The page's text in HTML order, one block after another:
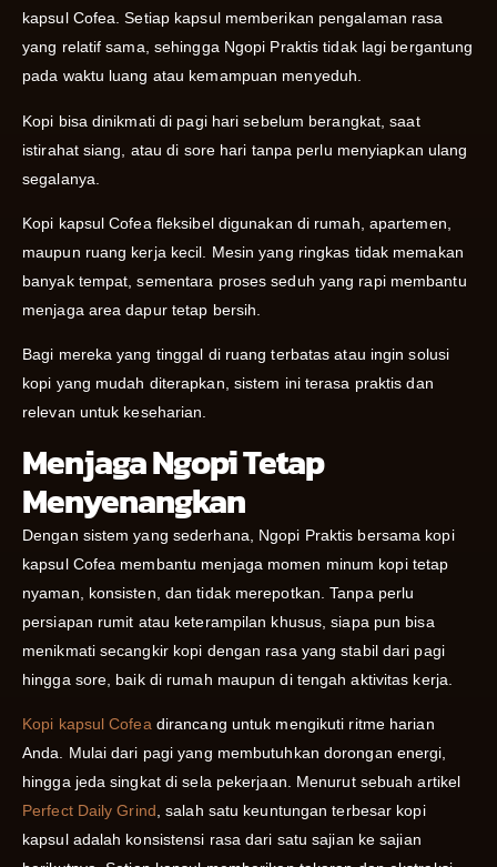
kapsul Cofea. Setiap kapsul memberikan pengalaman rasa
yang relatif sama, sehingga Ngopi Praktis tidak lagi bergantung
pada waktu luang atau kemampuan menyeduh.
Kopi bisa dinikmati di pagi hari sebelum berangkat, saat
istirahat siang, atau di sore hari tanpa perlu menyiapkan ulang
segalanya.
Kopi kapsul Cofea fleksibel digunakan di rumah, apartemen,
maupun ruang kerja kecil. Mesin yang ringkas tidak memakan
banyak tempat, sementara proses seduh yang rapi membantu
menjaga area dapur tetap bersih.
Bagi mereka yang tinggal di ruang terbatas atau ingin solusi
kopi yang mudah diterapkan, sistem ini terasa praktis dan
relevan untuk keseharian.
Menjaga Ngopi Tetap
Menyenangkan
Dengan sistem yang sederhana, Ngopi Praktis bersama kopi
kapsul Cofea membantu menjaga momen minum kopi tetap
nyaman, konsisten, dan tidak merepotkan. Tanpa perlu
persiapan rumit atau keterampilan khusus, siapa pun bisa
menikmati secangkir kopi dengan rasa yang stabil dari pagi
hingga sore, baik di rumah maupun di tengah aktivitas kerja.
Kopi kapsul Cofea dirancang untuk mengikuti ritme harian
Anda. Mulai dari pagi yang membutuhkan dorongan energi,
hingga jeda singkat di sela pekerjaan. Menurut sebuah artikel
Perfect Daily Grind , salah satu keuntungan terbesar kopi
kapsul adalah konsistensi rasa dari satu sajian ke sajian